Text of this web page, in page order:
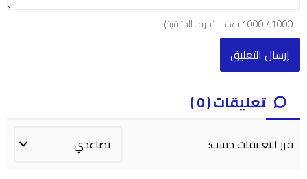
1000
/
1000(عدد الأحرف المتبقية)
تعليقات ( 0 )
فرز التعليقات حسب: